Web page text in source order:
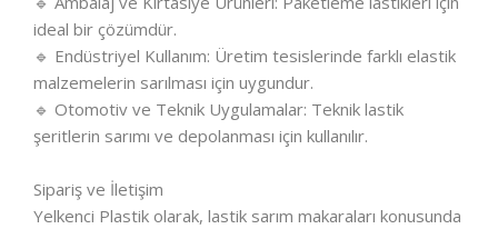
ideal bir çözümdür.
🔹 Endüstriyel Kullanım: Üretim tesislerinde farklı elastik
malzemelerin sarılması için uygundur.
🔹 Otomotiv ve Teknik Uygulamalar: Teknik lastik
şeritlerin sarımı ve depolanması için kullanılır.
Sipariş ve İletişim
Yelkenci Plastik olarak, lastik sarım makaraları konusunda